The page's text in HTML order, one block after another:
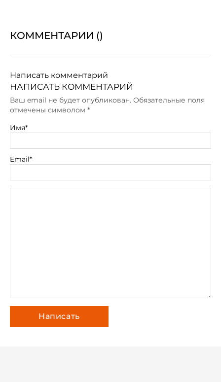
КОММЕНТАРИИ ()
Написать комментарий
НАПИСАТЬ КОММЕНТАРИЙ
Ваш email не будет опубликован. Обязательные поля
отмечены символом *
Имя*
Email*